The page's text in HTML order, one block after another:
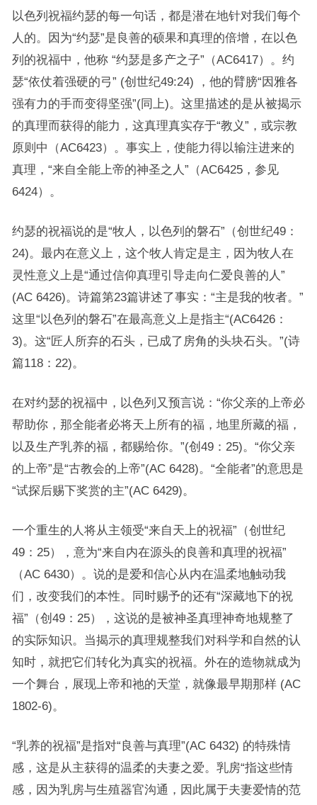
以色列祝福约瑟的每一句话，都是潜在地针对我们每个
人的。因为“约瑟”是良善的硕果和真理的倍增，在以色
列的祝福中，他称 “约瑟是多产之子”（AC6417）。约
瑟“依仗着强硬的弓” (创世纪49:24) ，他的臂膀“因雅各
强有力的手而变得坚强”(同上)。这里描述的是从被揭示
的真理而获得的能力，这真理真实存于“教义”，或宗教
原则中（AC6423）。事实上，使能力得以输注进来的
真理，“来自全能上帝的神圣之人”（AC6425，参见
6424）。
约瑟的祝福说的是“牧人，以色列的磐石”（创世纪49：
24)。最内在意义上，这个牧人肯定是主，因为牧人在
灵性意义上是“通过信仰真理引导走向仁爱良善的人”
(AC 6426)。诗篇第23篇讲述了事实：“主是我的牧者。”
这里“以色列的磐石”在最高意义上是指主“(AC6426：
3)。这“匠人所弃的石头，已成了房角的头块石头。”(诗
篇118：22)。
在对约瑟的祝福中，以色列又预言说：“你父亲的上帝必
帮助你，那全能者必将天上所有的福，地里所藏的福，
以及生产乳养的福，都赐给你。”(创49：25)。“你父亲
的上帝”是“古教会的上帝”(AC 6428)。“全能者”的意思是
“试探后赐下奖赏的主”(AC 6429)。
一个重生的人将从主领受“来自天上的祝福”（创世纪
49：25），意为“来自内在源头的良善和真理的祝福”
（AC 6430）。说的是爱和信心从内在温柔地触动我
们，改变我们的本性。同时赐予的还有“深藏地下的祝
福”（创49：25），这说的是被神圣真理神奇地规整了
的实际知识。当揭示的真理规整我们对科学和自然的认
知时，就把它们转化为真实的祝福。外在的造物就成为
一个舞台，展现上帝和祂的天堂，就像最早期那样 (AC
1802-6)。
“乳养的祝福”是指对“良善与真理”(AC 6432) 的特殊情
感，这是从主获得的温柔的夫妻之爱。乳房“指这些情
感，因为乳房与生殖器官沟通，因此属于夫妻爱情的范